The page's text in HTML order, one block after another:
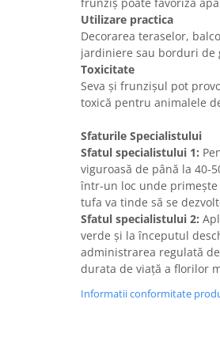
frunziș poate favoriza
Utilizare practica
Decorarea teraselor,
jardiniere sau borduri de
Toxicitate
Seva și frunzișul pot
toxică pentru animalele
Sfaturile Specialistului
Sfatul specialistului 1:
viguroasă de până la 40-
într-un loc unde
tufa va tinde să se
Sfatul specialistului 2:
verde și la începutul
administrarea regulată
durata de viață a florilor
Informatii conformitate